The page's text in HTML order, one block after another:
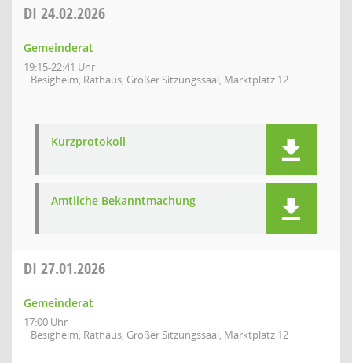
DI 24.02.2026
Gemeinderat
19:15-22:41 Uhr
Besigheim, Rathaus, Großer Sitzungssaal, Marktplatz 12
Kurzprotokoll
Amtliche Bekanntmachung
DI 27.01.2026
Gemeinderat
17:00 Uhr
Besigheim, Rathaus, Großer Sitzungssaal, Marktplatz 12